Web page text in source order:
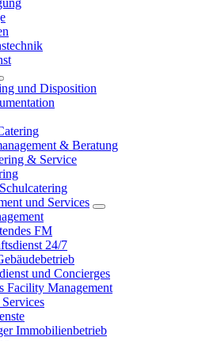
und Disposition
& Beratung
& Service
und Services
FM
24/7
und Concierges
Facility Management
Immobilienbetrieb